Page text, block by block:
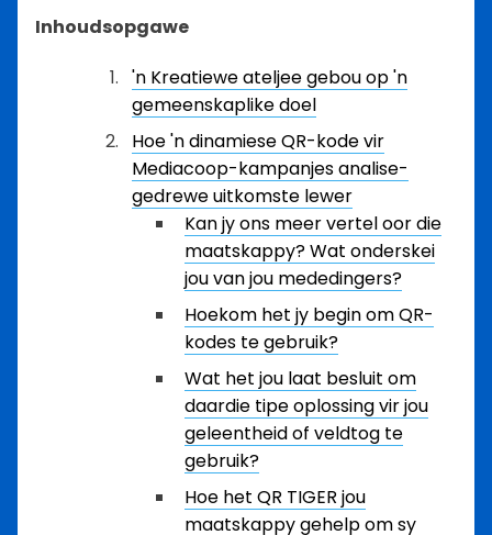
Inhoudsopgawe
'n Kreatiewe ateljee gebou op 'n
gemeenskaplike doel
Hoe 'n dinamiese QR-kode vir
Mediacoop-kampanjes analise-
gedrewe uitkomste lewer
Kan jy ons meer vertel oor die
maatskappy? Wat onderskei
jou van jou mededingers?
Hoekom het jy begin om QR-
kodes te gebruik?
Wat het jou laat besluit om
daardie tipe oplossing vir jou
geleentheid of veldtog te
gebruik?
Hoe het QR TIGER jou
maatskappy gehelp om sy